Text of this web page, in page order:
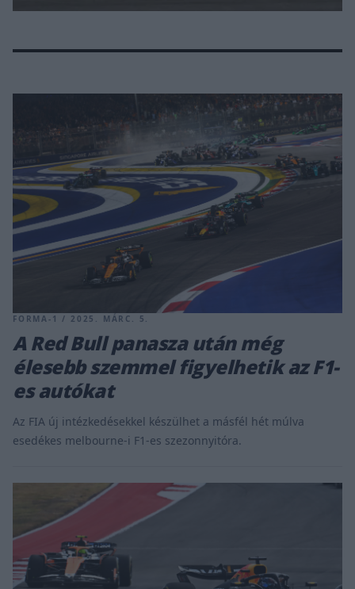
FORMA-1 / 2025. MÁRC. 5.
A Red Bull panasza után még
élesebb szemmel figyelhetik az F1-
es autókat
Az FIA új intézkedésekkel készülhet a másfél hét múlva
esedékes melbourne-i F1-es szezonnyitóra.